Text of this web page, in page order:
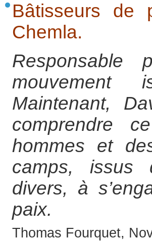
Bâtisseurs de
Chemla.
mouvement
Maintenant,
comprendre
hommes et
camps, issus
divers, à
paix.
Thomas Fourquet,